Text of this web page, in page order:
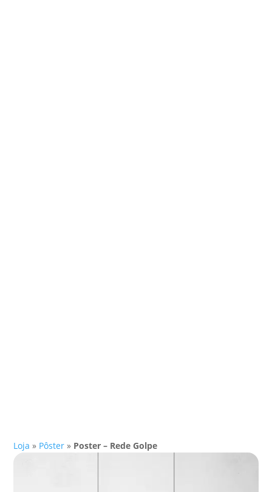
Loja » Pôster » Poster – Rede Golpe